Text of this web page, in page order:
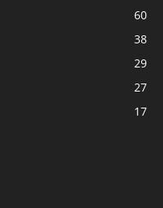
60
38
29
27
17